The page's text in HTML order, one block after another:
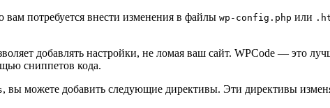
потребуется внести изменения в файлы wp-config.php или
добавлять настройки, не ломая ваш сайт. WPCode — это
сниппетов кода.
, вы можете добавить следующие директивы. Эти директивы